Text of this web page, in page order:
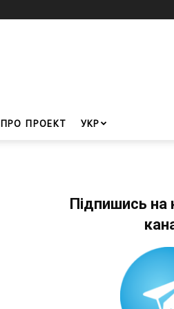
ПРО ПРОЕКТ УКР
Підпишись на